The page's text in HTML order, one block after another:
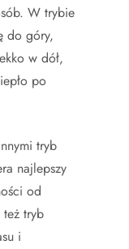
W trybie
do góry,
w dół,
po
tryb
najlepszy
od
tryb
i